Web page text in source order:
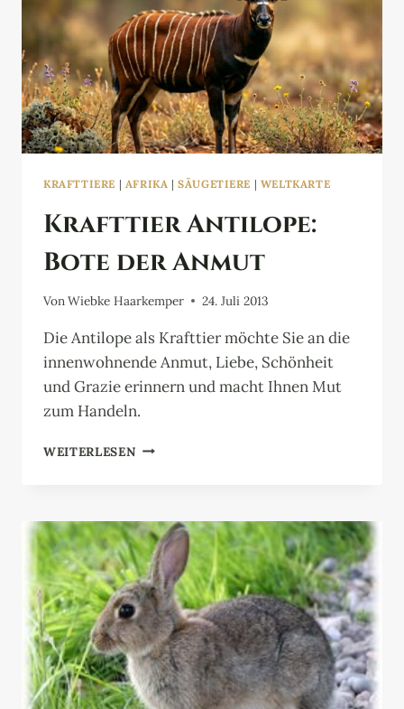
KRAFTTIERE | AFRIKA |SÄUGETIERE | WELTKARTE
Krafttier Antilope:
Bote der Anmut
VonWiebke Haarkemper 24. Juli 2013
Die Antilope als Krafttier möchte Sie an die
innenwohnende Anmut, Liebe, Schönheit
und Grazie erinnern und macht Ihnen Mut
zum Handeln.
WEITERLESEN KRAFTTIER
ANMUT